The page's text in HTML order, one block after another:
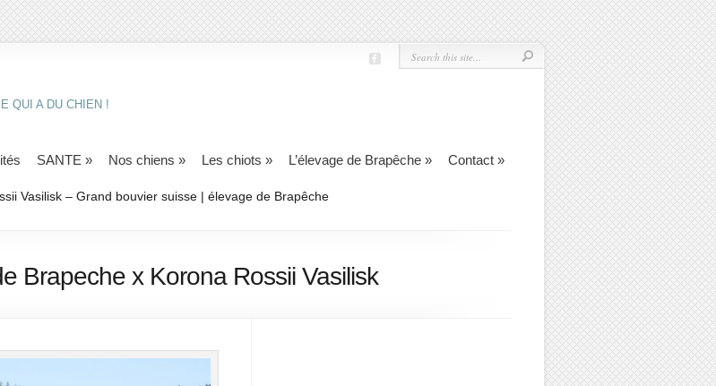
QUI A DU CHIEN !
SANTE » Nos chiens » Les chiots » L’élevage de Brapêche » Contact »
Vasilisk – Grand bouvier suisse | élevage de Brapêche
Brapeche x Korona Rossii Vasilisk